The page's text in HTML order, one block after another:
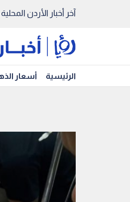
آخر أخبار الأردن
الرئيسية أسعار